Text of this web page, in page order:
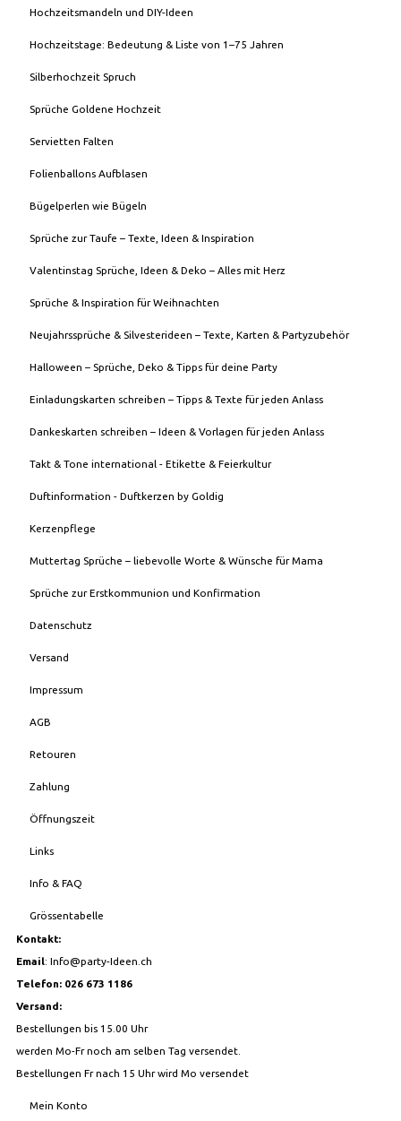
Hochzeitsmandeln und DIY-Ideen
Hochzeitstage: Bedeutung & Liste von 1–75 Jahren
Silberhochzeit Spruch
Sprüche Goldene Hochzeit
Servietten Falten
Folienballons Aufblasen
Bügelperlen wie Bügeln
Sprüche zur Taufe – Texte, Ideen & Inspiration
Valentinstag Sprüche, Ideen & Deko – Alles mit Herz
Sprüche & Inspiration für Weihnachten
Neujahrssprüche & Silvesterideen – Texte, Karten & Partyzubehör
Halloween – Sprüche, Deko & Tipps für deine Party
Einladungskarten schreiben – Tipps & Texte für jeden Anlass
Dankeskarten schreiben – Ideen & Vorlagen für jeden Anlass
Takt & Tone international - Etikette & Feierkultur
Duftinformation - Duftkerzen by Goldig
Kerzenpflege
Muttertag Sprüche – liebevolle Worte & Wünsche für Mama
Sprüche zur Erstkommunion und Konfirmation
Datenschutz
Versand
Impressum
AGB
Retouren
Zahlung
Öffnungszeit
Links
Info & FAQ
Grössentabelle
Kontakt:
Email: Info@party-Ideen.ch
Telefon: 026 673 1186
Versand:
Bestellungen bis 15.00 Uhr
werden Mo-Fr noch am selben Tag versendet.
Bestellungen Fr nach 15 Uhr wird Mo versendet
Mein Konto